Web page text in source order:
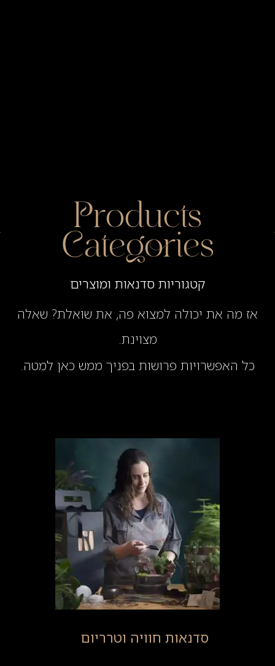
Products
Categories
קטגוריות סדנאות ומוצרים
אז מה את יכולה למצוא פה, את שואלת? שאלה
מצוינת.
כל האפשרויות פרושות בפניך ממש כאן למטה.
סדנאות חוויה וטרריום(16)